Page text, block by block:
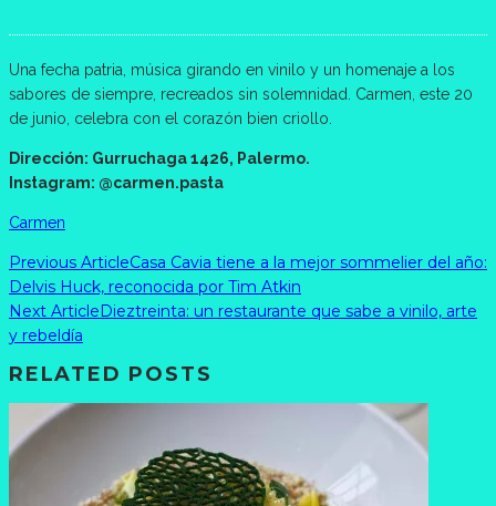
Una fecha patria, música girando en vinilo y un homenaje a los
sabores de siempre, recreados sin solemnidad. Carmen, este 20
de junio, celebra con el corazón bien criollo.
Dirección: Gurruchaga 1426, Palermo.
Instagram: @carmen.pasta
Carmen
Previous ArticleCasa Cavia tiene a la mejor sommelier del año:
Delvis Huck, reconocida por Tim Atkin
Next ArticleDieztreinta: un restaurante que sabe a vinilo, arte
y rebeldía
RELATED POSTS